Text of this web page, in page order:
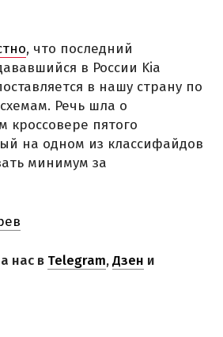
, что последний
в России Kia
в нашу страну по
Речь шла о
кроссовере пятого
на одном из классифайдов
минимум за
нас в Telegram,Дзен и